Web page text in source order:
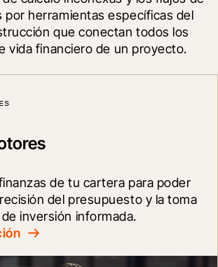
por herramientas específicas del
que conectan todos los
vida financiero de un proyecto.
de tu cartera para poder
del presupuesto y la toma
inversión informada.